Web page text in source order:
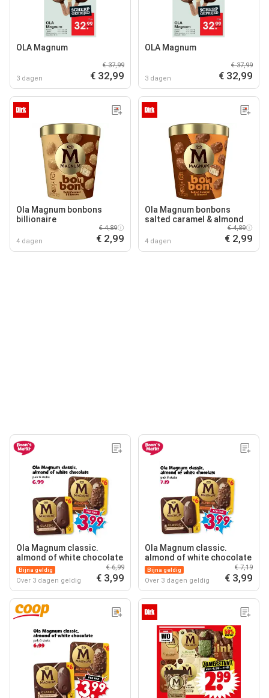
OLA Magnum
3 dagen
€ 37,99
€ 32,99
OLA Magnum
3 dagen
€ 37,99
€ 32,99
Ola Magnum bonbons
billionaire
4 dagen
€ 4,89
€ 2,99
Ola Magnum bonbons
salted caramel & almond
4 dagen
€ 4,89
€ 2,99
Ola Magnum classic.
almond of white chocolate
Bijna geldig
Over 3 dagen geldig
€ 6,99
€ 3,99
Ola Magnum classic.
almond of white chocolate
Bijna geldig
Over 3 dagen geldig
€ 7,19
€ 3,99